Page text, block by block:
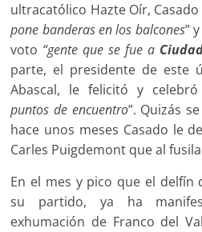
ultracatólico Hazte Oír,
pone banderas en los balcones”
voto “gente que se fue a
parte, el presidente de este
Abascal, le felicitó y
puntos de encuentro”. Quizás
hace unos meses Casado le
Carles Puigdemont que al
En el mes y pico que el delfín
su partido, ya ha
exhumación de Franco del